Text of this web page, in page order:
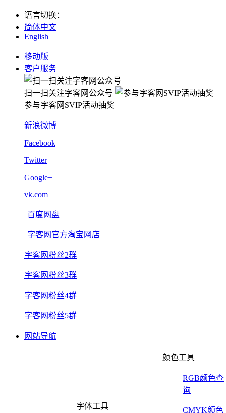
语言切换：
简体中文
English
移动版
客户服务
扫一扫关注字客网公众号
参与字客网SVIP活动抽奖
新浪微博
Facebook
Twitter
Google+
vk.com
百度网盘
字客网官方淘宝网店
字客网粉丝2群
字客网粉丝3群
字客网粉丝4群
字客网粉丝5群
网站导航
字体工具
颜色工具
RGB颜色查
询
CMYK颜色